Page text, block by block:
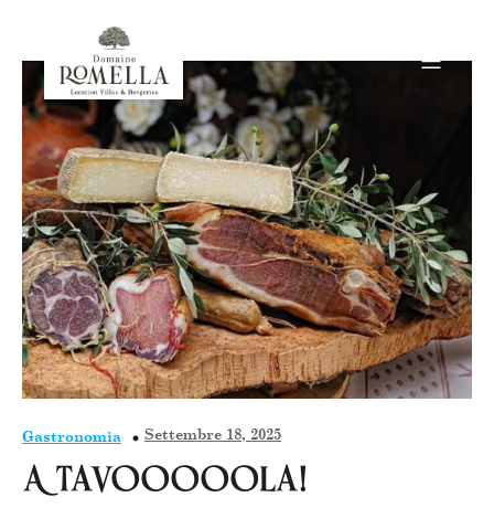
Gastronomia Settembre 18, 2025
A tavooooola!